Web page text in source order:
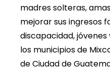
madres solteras,
mejorar sus ingresos
discapacidad,
los municipios de
de Ciudad de